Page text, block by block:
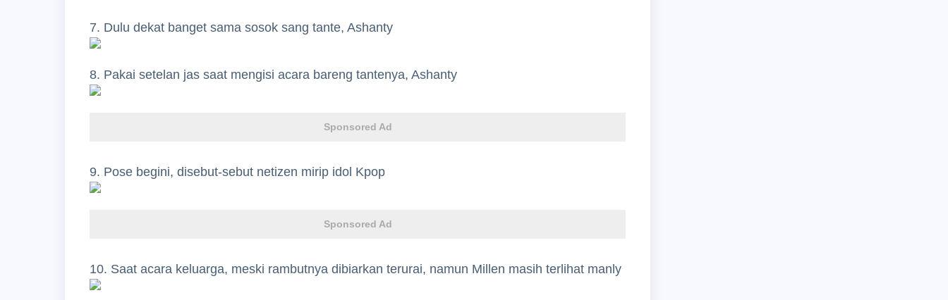
7. Dulu dekat banget sama sosok sang tante, Ashanty
8. Pakai setelan jas saat mengisi acara bareng tantenya, Ashanty
Sponsored Ad
9. Pose begini, disebut-sebut netizen mirip idol Kpop
Sponsored Ad
10. Saat acara keluarga, meski rambutnya dibiarkan terurai, namun Millen masih terlihat manly